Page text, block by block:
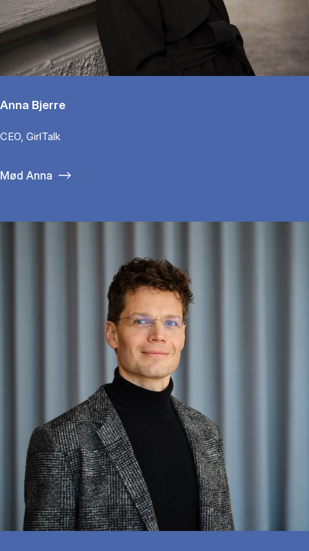
Anna Bjerre
CEO, GirlTalk
Mød Anna